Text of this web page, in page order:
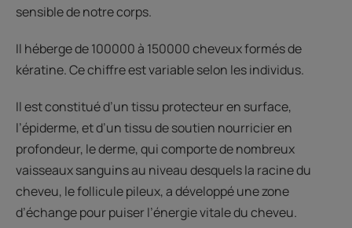
sensible de notre corps.
Il héberge de 100000 à 150000 cheveux formés de
kératine. Ce chiffre est variable selon les individus.
Il est constitué d’un tissu protecteur en surface,
l’épiderme, et d’un tissu de soutien nourricier en
profondeur, le derme, qui comporte de nombreux
vaisseaux sanguins au niveau desquels la racine du
cheveu, le follicule pileux, a développé une zone
d’échange pour puiser l’énergie vitale du cheveu.